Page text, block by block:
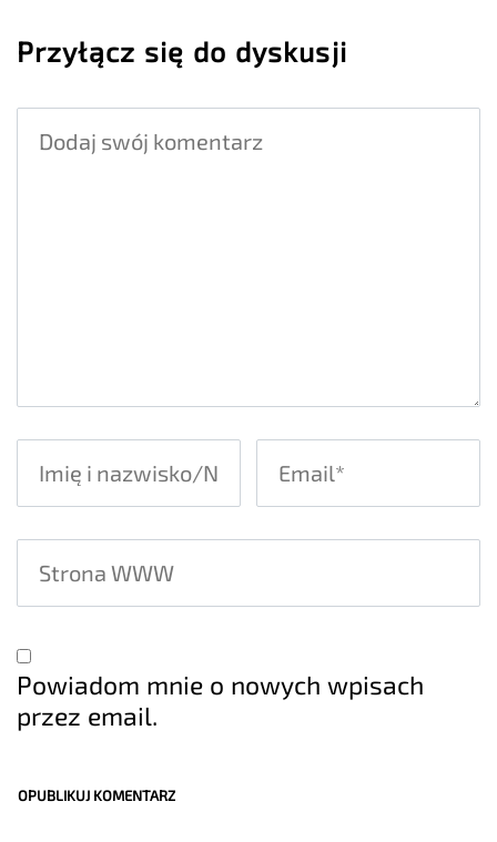
Przyłącz się do dyskusji
Powiadom mnie o nowych wpisach
przez email.